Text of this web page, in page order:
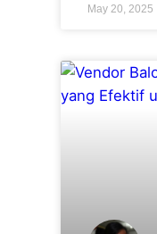
May 20, 2025